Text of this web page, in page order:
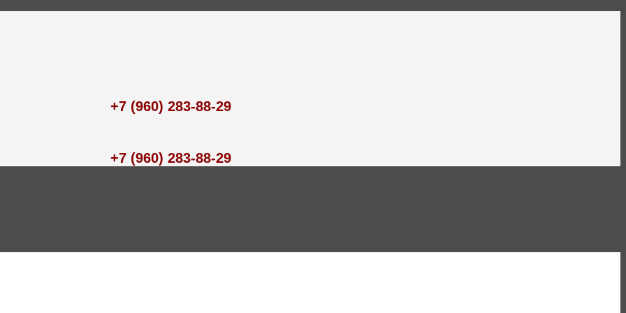
+7 (960) 283-88-29
+7 (960) 283-88-29